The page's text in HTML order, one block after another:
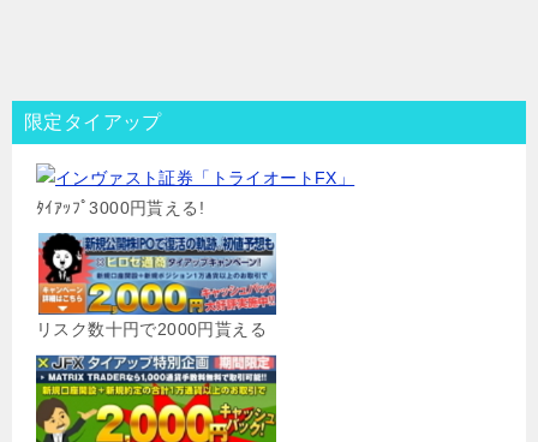
限定タイアップ
ﾀｲｱｯﾌﾟ3000円貰える!
リスク数十円で2000円貰える